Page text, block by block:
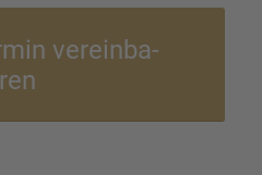
verein­ba­
ren